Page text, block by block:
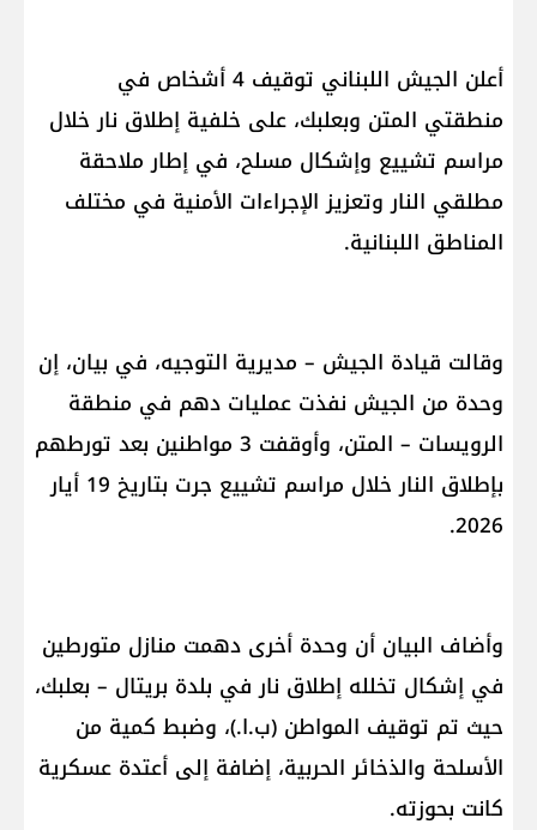
أعلن الجيش اللبناني توقيف 4 أشخاص في
منطقتي المتن وبعلبك، على خلفية إطلاق نار خلال
مراسم تشييع وإشكال مسلح، في إطار ملاحقة
مطلقي النار وتعزيز الإجراءات الأمنية في مختلف
المناطق اللبنانية.
وقالت قيادة الجيش – مديرية التوجيه، في بيان، إن
وحدة من الجيش نفذت عمليات دهم في منطقة
الرويسات – المتن، وأوقفت 3 مواطنين بعد تورطهم
بإطلاق النار خلال مراسم تشييع جرت بتاريخ 19 أيار
2026.
وأضاف البيان أن وحدة أخرى دهمت منازل متورطين
في إشكال تخلله إطلاق نار في بلدة بريتال – بعلبك،
حيث تم توقيف المواطن (ب.ا.)، وضبط كمية من
الأسلحة والذخائر الحربية، إضافة إلى أعتدة عسكرية
كانت بحوزته.